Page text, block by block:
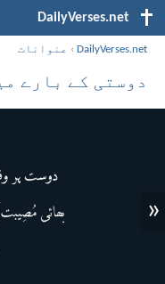
DailyVerses.net
DailyVerses.net
› عنوانات
دوستی کے بارے
«